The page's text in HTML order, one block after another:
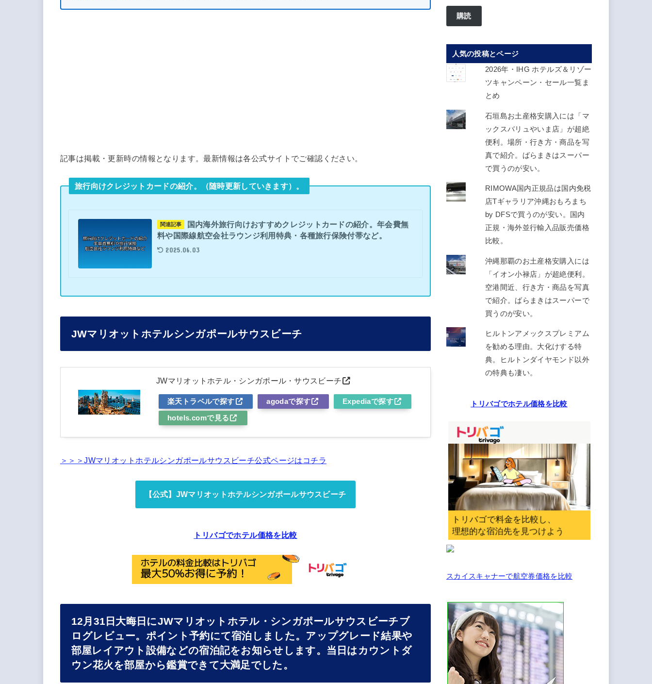
記事は掲載・更新時の情報となります。最新情報は各公式サイトでご確認ください。
旅行向けクレジットカードの紹介。（随時更新していきます）。
関連記事
国内海外旅行向けおすすめクレジットカードの紹介。年会費無
料や国際線航空会社ラウンジ利用特典・各種旅行保険付帯など。
2025.06.03
JWマリオットホテルシンガポールサウスビーチ
JWマリオットホテル・シンガポール・サウスビーチ
楽天トラベルで探す agodaで探す Expediaで探す
hotels.comで見る
＞＞＞JWマリオットホテルシンガポールサウスビーチ公式ページはコチラ
【公式】JWマリオットホテルシンガポールサウスビーチ
トリバゴでホテル価格を比較
12月31日大晦日にJWマリオットホテル・シンガポールサウスビーチブ
ログレビュー。ポイント予約にて宿泊しました。アップグレード結果や
部屋レイアウト設備などの宿泊記をお知らせします。当日はカウントダ
ウン花火を部屋から鑑賞できて大満足でした。
ル
レ
ス
を
入
て
く
購読
人気の投稿とページ
2026年・IHG ホテルズ＆リゾー
ツキャンペーン・セール一覧ま
とめ
石垣島お土産格安購入には「マ
ックスバリュやいま店」が超絶
便利。場所・行き方・商品を写
真で紹介。ばらまきはスーパー
で買うのが安い。
RIMOWA国内正規品は国内免税
店Tギャラリア沖縄おもろまち
by DFSで買うのが安い。国内
正規・海外並行輸入品販売価格
比較。
沖縄那覇のお土産格安購入には
「イオン小禄店」が超絶便利。
空港間近、行き方・商品を写真
で紹介。ばらまきはスーパーで
買うのが安い。
ヒルトンアメックスプレミアム
を勧める理由。大化けする特
典。ヒルトンダイヤモンド以外
の特典も凄い。
トリバゴでホテル価格を比較
スカイスキャナーで航空券価格を比較